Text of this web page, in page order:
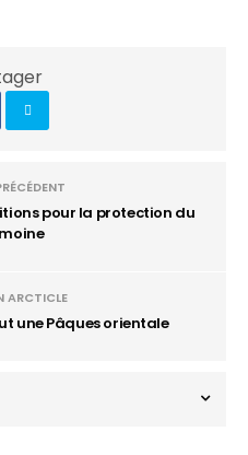
pour la protection du
ARCTICLE
une Pâques orientale